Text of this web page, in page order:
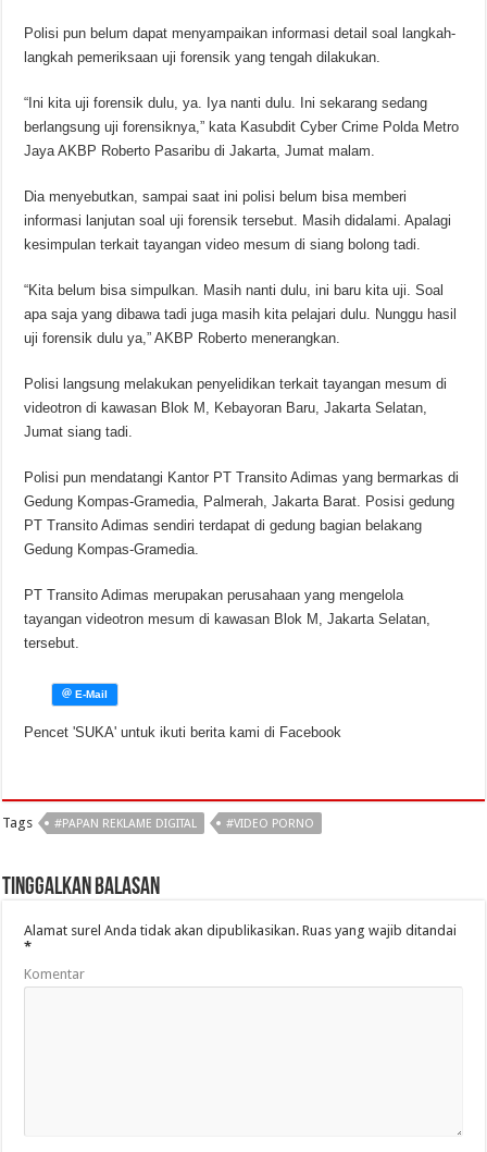
Polisi pun belum dapat menyampaikan informasi detail soal langkah-
langkah pemeriksaan uji forensik yang tengah dilakukan.
“Ini kita uji forensik dulu, ya. Iya nanti dulu. Ini sekarang sedang
berlangsung uji forensiknya,” kata Kasubdit Cyber Crime Polda Metro
Jaya AKBP Roberto Pasaribu di Jakarta, Jumat malam.
Dia menyebutkan, sampai saat ini polisi belum bisa memberi
informasi lanjutan soal uji forensik tersebut. Masih didalami. Apalagi
kesimpulan terkait tayangan video mesum di siang bolong tadi.
“Kita belum bisa simpulkan. Masih nanti dulu, ini baru kita uji. Soal
apa saja yang dibawa tadi juga masih kita pelajari dulu. Nunggu hasil
uji forensik dulu ya,” AKBP Roberto menerangkan.
Polisi langsung melakukan penyelidikan terkait tayangan mesum di
videotron di kawasan Blok M, Kebayoran Baru, Jakarta Selatan,
Jumat siang tadi.
Polisi pun mendatangi Kantor PT Transito Adimas yang bermarkas di
Gedung Kompas-Gramedia, Palmerah, Jakarta Barat. Posisi gedung
PT Transito Adimas sendiri terdapat di gedung bagian belakang
Gedung Kompas-Gramedia.
PT Transito Adimas merupakan perusahaan yang mengelola
tayangan videotron mesum di kawasan Blok M, Jakarta Selatan,
tersebut.
Pencet 'SUKA' untuk ikuti berita kami di Facebook
Tags #PAPAN REKLAME DIGITAL #VIDEO PORNO
Tinggalkan Balasan
Alamat surel Anda tidak akan dipublikasikan. Ruas yang wajib ditandai
*
Komentar